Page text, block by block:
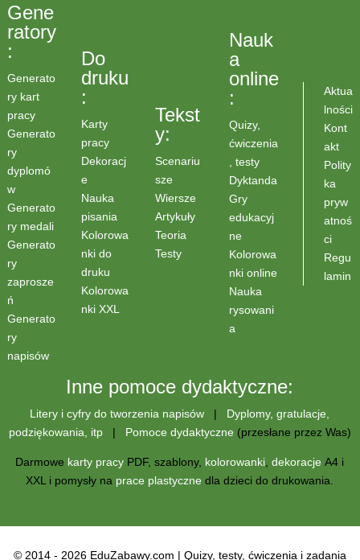
Gene
ratory
:
Generato
ry kart
pracy
Generato
ry
dyplomó
w
Generato
ry medali
Generato
ry
zaprosze
ń
Generato
ry
napisów
Do
druku
:
Karty
pracy
Dekoracj
e
Nauka
pisania
Kolorowa
nki do
druku
Kolorowa
nki XXL
Tekst
y:
Scenariu
sze
Wiersze
Artykuły
Teoria
Testy
Nauk
a
online
:
Quizy,
ćwiczenia
, testy
Dyktanda
Gry
edukacyj
ne
Kolorowa
nki online
Nauka
rysowani
a
Aktua
lności
Kont
akt
Polity
ka
pryw
atnoś
ci
Regu
lamin
Inne pomoce dydaktyczne:
Litery i cyfry do tworzenia napisów | Dyplomy, gratulacje,
podziękowania, itp| Pomoce dydaktyczne (przesłane przez Was)
Darmowe karty pracy PDF, szablony, kolorowanki ,dekoracje A4 i
XXL i pomysły na prace plastyczne dla dzieci do drukowania.
© 2014 - 2026 EduZabawy.com | Quizy, testy, ćwiczenia i zadania